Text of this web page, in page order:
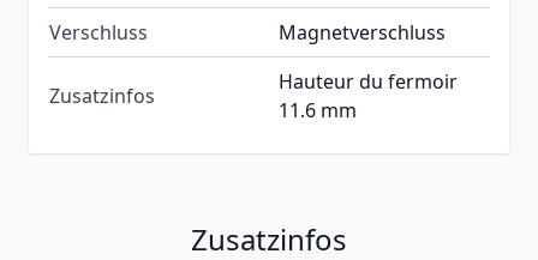
Verschluss Magnetverschluss
Zusatzinfos
Hauteur du fermoir
11.6 mm
Zusatzinfos